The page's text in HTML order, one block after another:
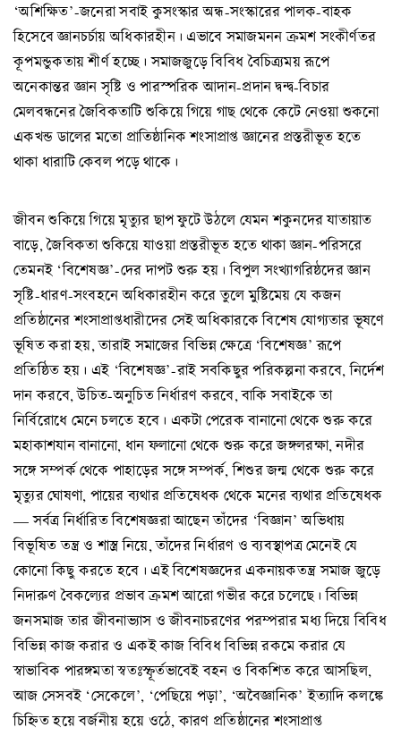
‘অশিক্ষিত’-জনেরা সবাই কুসংস্কার অন্ধ-সংস্কারের পালক-বাহক
হিসেবে জ্ঞানচর্চায় অধিকারহীন। এভাবে সমাজমনন ক্রমশ সংকীর্ণতর
কূপমন্ডুকতায় শীর্ণ হচ্ছে। সমাজজুড়ে বিবিধ বৈচিত্র্যময় রূপে
অনেকান্তর জ্ঞান সৃষ্টি ও পারস্পরিক আদান-প্রদান দ্বন্দ্ব-বিচার
মেলবন্ধনের জৈবিকতাটি শুকিয়ে গিয়ে গাছ থেকে কেটে নেওয়া শুকনো
একখন্ড ডালের মতো প্রাতিষ্ঠানিক শংসাপ্রাপ্ত জ্ঞানের প্রস্তরীভূত হতে
থাকা ধারাটি কেবল পড়ে থাকে।
জীবন শুকিয়ে গিয়ে মৃত্যুর ছাপ ফুটে উঠলে যেমন শকুনদের যাতায়াত
বাড়ে, জৈবিকতা শুকিয়ে যাওয়া প্রস্তরীভূত হতে থাকা জ্ঞান-পরিসরে
তেমনই ‘বিশেষজ্ঞ’-দের দাপট শুরু হয়। বিপুল সংখ্যাগরিষ্ঠদের জ্ঞান
সৃষ্টি-ধারণ-সংবহনে অধিকারহীন করে তুলে মুষ্টিমেয় যে কজন
প্রতিষ্ঠানের শংসাপ্রাপ্তধারীদের সেই অধিকারকে বিশেষ যোগ্যতার ভূষণে
ভূষিত করা হয়, তারাই সমাজের বিভিন্ন ক্ষেত্রে ‘বিশেষজ্ঞ’ রূপে
প্রতিষ্ঠিত হয়। এই ‘বিশেষজ্ঞ’-রাই সবকিছুর পরিকল্পনা করবে, নির্দেশ
দান করবে, উচিত-অনুচিত নির্ধারণ করবে, বাকি সবাইকে তা
নির্বিরোধে মেনে চলতে হবে। একটা পেরেক বানানো থেকে শুরু করে
মহাকাশযান বানানো, ধান ফলানো থেকে শুরু করে জঙ্গলরক্ষা, নদীর
সঙ্গে সম্পর্ক থেকে পাহাড়ের সঙ্গে সম্পর্ক, শিশুর জন্ম থেকে শুরু করে
মৃত্যুর ঘোষণা, পায়ের ব্যথার প্রতিষেধক থেকে মনের ব্যথার প্রতিষেধক
— সর্বত্র নির্ধারিত বিশেষজ্ঞরা আছেন তাঁদের ‘বিজ্ঞান’ অভিধায়
বিভূষিত তন্ত্র ও শাস্ত্র নিয়ে, তাঁদের নির্ধারণ ও ব্যবস্থাপত্র মেনেই যে
কোনো কিছু করতে হবে। এই বিশেষজ্ঞদের একনায়কতন্ত্র সমাজ জুড়ে
নিদারুণ বৈকল্যের প্রভাব ক্রমশ আরো গভীর করে চলেছে। বিভিন্ন
জনসমাজ তার জীবনাভ্যাস ও জীবনাচরণের পরম্পরার মধ্য দিয়ে বিবিধ
বিভিন্ন কাজ করার ও একই কাজ বিবিধ বিভিন্ন রকমে করার যে
স্বাভাবিক পারঙ্গমতা স্বতঃস্ফূর্তভাবেই বহন ও বিকশিত করে আসছিল,
আজ সেসবই ‘সেকেলে’, ‘পেছিয়ে পড়া’, ‘অবৈজ্ঞানিক’ ইত্যাদি কলঙ্কে
চিহ্নিত হয়ে বর্জনীয় হয়ে ওঠে, কারণ প্রতিষ্ঠানের শংসাপ্রাপ্ত